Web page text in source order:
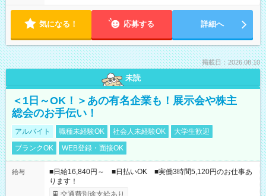
気になる！ 応募する 詳細へ
掲載日：2026.08.10
未読
＜1日～OK！＞あの有名企業も！展示会や株主
総会のお手伝い！
アルバイト 職種未経験OK 社会人未経験OK
大学生歓迎
ブランクOK
WEB登録・面接OK
給与
■日給16,840円～ ■日払いOK ■実働3時間5,120円のお仕事あ
ります！
交通費別途支給あり